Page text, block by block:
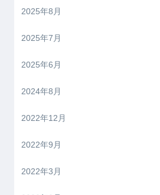
2025年8月
2025年7月
2025年6月
2024年8月
2022年12月
2022年9月
2022年3月